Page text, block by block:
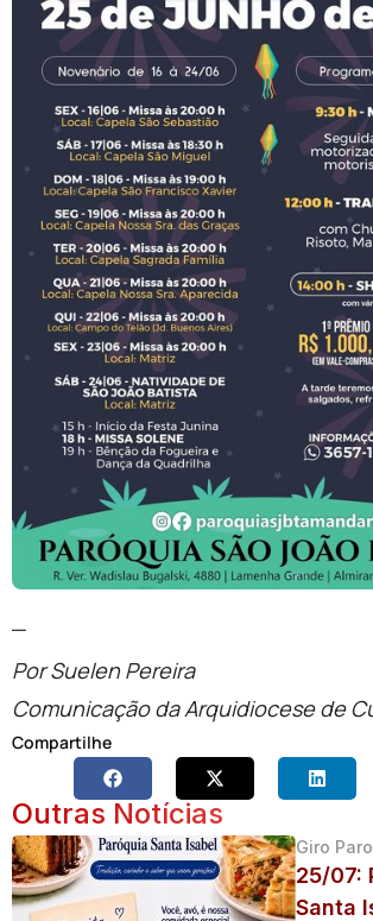
Por Suelen Pereira
Comunicação da Arquidiocese de
Compartilhe
Outras Notícias
Giro
25/07:
Santa